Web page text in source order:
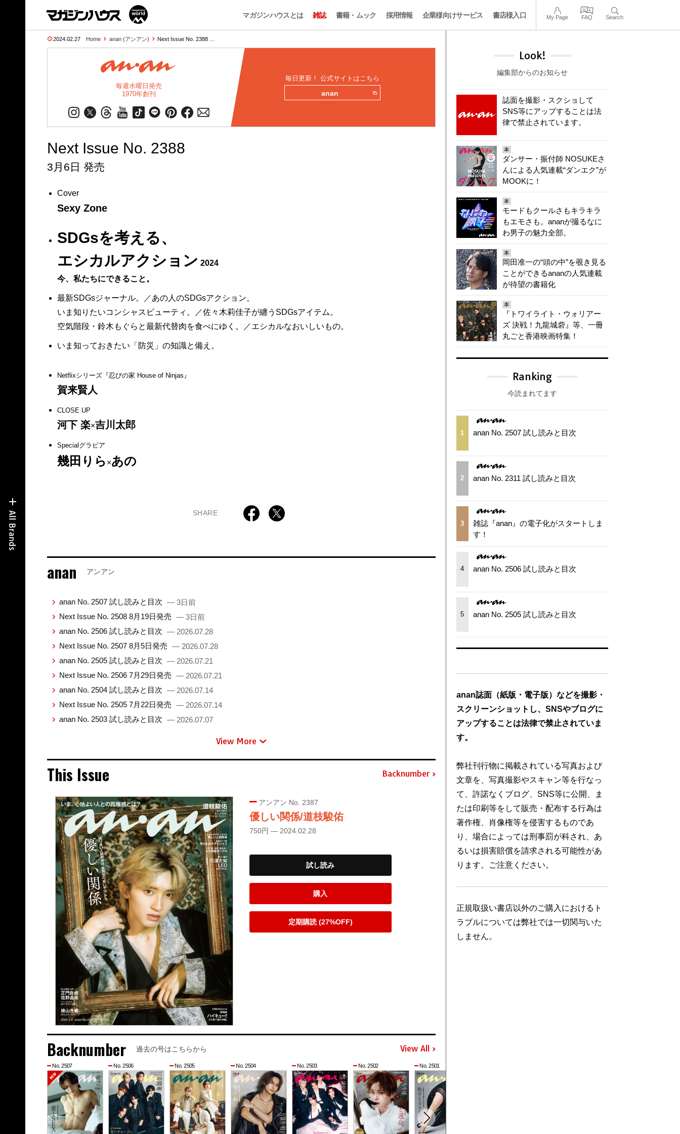
マガジンハウスとは 雑誌 書籍・ムック 採用情報 企業様向けサービス 書店様入口 My Page FAQ Search
2024.02.27 Home anan (アンアン) Next Issue No. 2388 …
毎週水曜日発売
1970年創刊
毎日更新！ 公式サイトはこちら
anan
Next Issue No. 2388
3月6日 発売
Cover
Sexy Zone
SDGsを考える、
エシカルアクション 2024
今、私たちにできること。
最新SDGsジャーナル。／あの人のSDGsアクション。
いま知りたいコンシャスビューティ。／佐々木莉佳子が纏うSDGsアイテム。
空気階段・鈴木もぐらと最新代替肉を食べにゆく。／エシカルなおいしいもの。
いま知っておきたい「防災」の知識と備え。
Netflixシリーズ『忍びの家 House of Ninjas』
賀来賢人
CLOSE UP
河下 楽×吉川太郎
Specialグラビア
幾田りら ×あの
SHARE
anan アンアン
anan No. 2507 試し読みと目次 — 3日前
Next Issue No. 2508 8月19日発売 — 3日前
anan No. 2506 試し読みと目次 — 2026.07.28
Next Issue No. 2507 8月5日発売 — 2026.07.28
anan No. 2505 試し読みと目次 — 2026.07.21
Next Issue No. 2506 7月29日発売 — 2026.07.21
anan No. 2504 試し読みと目次 — 2026.07.14
Next Issue No. 2505 7月22日発売 — 2026.07.14
anan No. 2503 試し読みと目次 — 2026.07.07
View More
This Issue Backnumber
アンアン No. 2387
優しい関係/道枝駿佑
750円 — 2024.02.28
試し読み
購入
定期購読 (27%OFF)
Backnumber 過去の号はこちらから View All
No. 2507 No. 2506 No. 2505 No. 2504 No. 2503 No. 2502 No. 2501
Look!
編集部からのお知らせ
誌面を撮影・スクショして
SNS等にアップすることは法
律で禁止されています。
本
ダンサー・振付師 NOSUKEさ
んによる人気連載“ダンエク”が
MOOKに！
本
モードもクールさもキラキラ
もエモさも。ananが撮るなに
わ男子の魅力全部。
本
岡田准一の“頭の中”を覗き見る
ことができるananの人気連載
が待望の書籍化
本
『トワイライト・ウォリアー
ズ 決戦！九龍城砦』等、一冊
丸ごと香港映画特集！
Ranking
今読まれてます
1 anan No. 2507 試し読みと目次
2 anan No. 2311 試し読みと目次
3
雑誌『anan』の電子化がスタートしま
す！
4 anan No. 2506 試し読みと目次
5 anan No. 2505 試し読みと目次
anan誌面（紙版・電子版）などを撮影・
スクリーンショットし、SNSやブログに
アップすることは法律で禁止されていま
す。
弊社刊行物に掲載されている写真および
文章を、写真撮影やスキャン等を行なっ
て、許諾なくブログ、SNS等に公開、ま
たは印刷等をして販売・配布する行為は
著作権、肖像権等を侵害するものであ
り、場合によっては刑事罰が科され、あ
るいは損害賠償を請求される可能性があ
ります。ご注意ください。
正規取扱い書店以外のご購入におけるト
ラブルについては弊社では一切関与いた
しません。